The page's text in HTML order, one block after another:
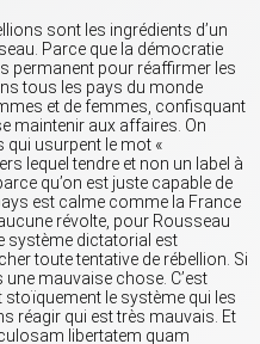
sont les ingrédients d’un
Parce que la démocratie
permanent pour réaffirmer les
tous les pays du monde
et de femmes, confisquant
maintenir aux affaires. On
qui usurpent le mot «
lequel tendre et non un label à
qu’on est juste capable de
est calme comme la France
révolte, pour Rousseau
système dictatorial est
toute tentative de rébellion. Si
une mauvaise chose. C’est
stoïquement le système qui les
réagir qui est très mauvais. Et
libertatem quam